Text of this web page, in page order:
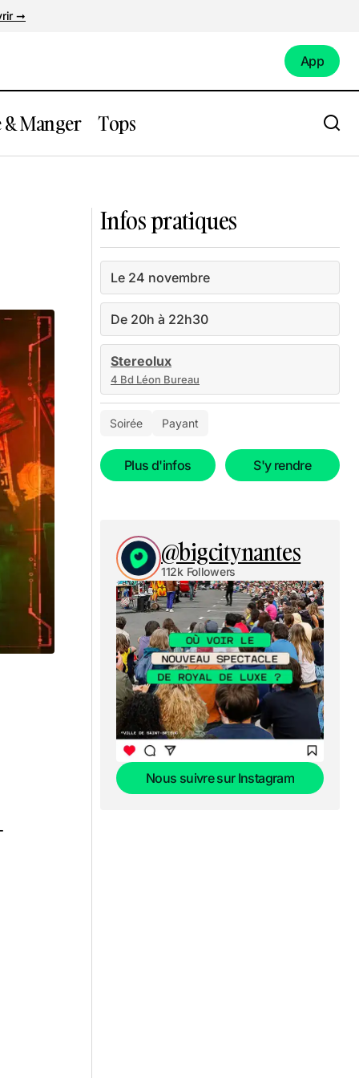
➞
App
Manger Tops
Infos pratiques
Le 24 novembre
De 20h à 22h30
Stereolux
4 Bd Léon Bureau
Soirée Payant
Plus d'infos S'y rendre
@bigcitynantes
112k Followers
Nous suivre sur Instagram